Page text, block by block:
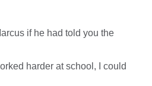
if he had told you the
harder at school, I could